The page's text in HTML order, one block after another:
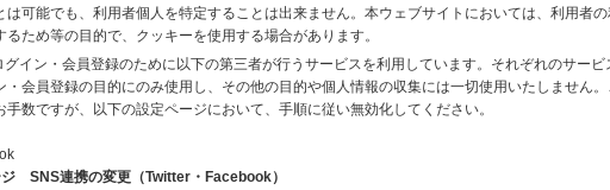
は可能でも、利用者個人を特定することは出来ません。本ウェブサイトにおいては、利用者
るため等の目的で、クッキーを使用する場合があります。
グイン・会員登録のために以下の第三者が行うサービスを利用しています。それぞれのサー
・会員登録の目的にのみ使用し、その他の目的や個人情報の収集には一切使用いたしません
手数ですが、以下の設定ページにおいて、手順に従い無効化してください。
SNS連携の変更（Twitter・Facebook）